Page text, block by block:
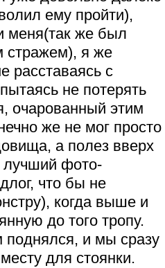
ему пройти),
меня(так же был
стражем), я же
расставаясь с
не потерять
очарованный этим
же не мог просто
а полез вверх
лучший фото-
что бы не
когда выше и
до того тропу.
поднялся, и мы сразу
для стоянки.